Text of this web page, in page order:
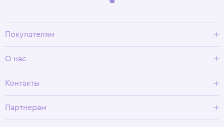
Покупателям
Условия возврата
О нас
Программа лояльности
Контакты
Партнерам